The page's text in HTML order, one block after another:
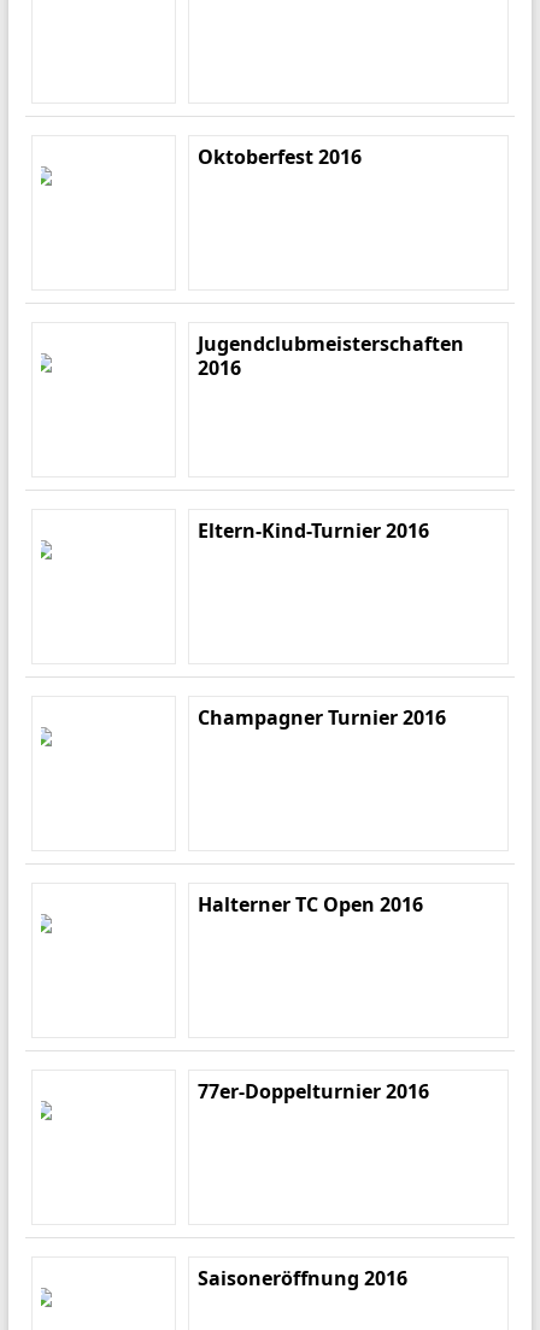
Oktoberfest 2016
Jugendclubmeisterschaften
2016
Eltern-Kind-Turnier 2016
Champagner Turnier 2016
Halterner TC Open 2016
77er-Doppelturnier 2016
Saisoneröffnung 2016